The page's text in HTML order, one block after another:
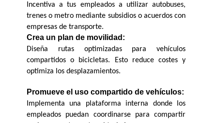
Incentiva a tus empleados a utilizar autobuses,
trenes o metro mediante subsidios o acuerdos con
empresas de transporte.
Crea un plan de movilidad:
Diseña rutas optimizadas para vehículos
compartidos o bicicletas. Esto reduce costes y
optimiza los desplazamientos.
Promueve el uso compartido de vehículos:
Implementa una plataforma interna donde los
empleados puedan coordinarse para compartir